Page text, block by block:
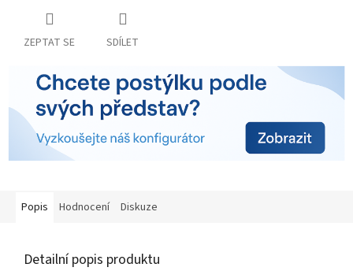
ZEPTAT SE SDÍLET
Popis Hodnocení Diskuze
Detailní popis produktu